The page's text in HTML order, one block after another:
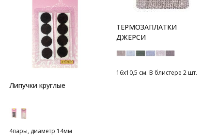
Липучки круглые
4пары, диаметр 14мм
ТЕРМОЗАПЛАТКИ
ДЖЕРСИ
16х10,5 см. В блистере 2 шт.